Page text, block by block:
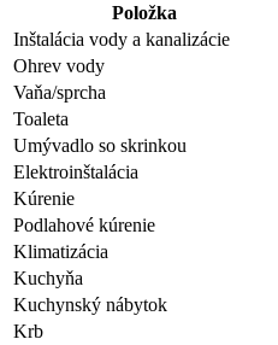
Položka
Inštalácia vody a kanalizácie
Ohrev vody
Vaňa/sprcha
Toaleta
Umývadlo so skrinkou
Elektroinštalácia
Kúrenie
Podlahové kúrenie
Klimatizácia
Kuchyňa
Kuchynský nábytok
Krb